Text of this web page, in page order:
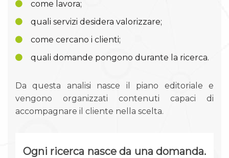
come lavora;
quali servizi desidera valorizzare;
come cercano i clienti;
quali domande pongono durante la ricerca.
Da questa analisi nasce il piano editoriale e
vengono organizzati contenuti capaci di
accompagnare il cliente nella scelta.
Ogni ricerca nasce da una domanda.